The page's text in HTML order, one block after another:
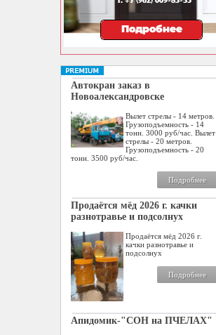
Автокран заказ в
Новоалександровске
Вылет стрелы - 14 метров.
Грузоподъемность - 14
тонн. 3000 руб/час. Вылет
стрелы - 20 метров.
Грузоподъемность - 20
тонн. 3500 руб/час.
Подробнее
Продаётся мёд 2026 г. качки
разнотравье и подсолнух
Продаётся мёд 2026 г.
качки разнотравье и
подсолнух
Подробнее
Апидомик-"СОН на ПЧЕЛАХ"